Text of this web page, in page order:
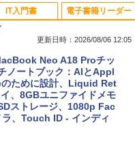
更新日時：2026/08/06 12:05
Neo A18 Proチッ
ノートブック：AIとAppl
ために設計、Liquid Ret
、8GBユニファイドメモ
ストレージ、1080p Fac
、Touch ID - インディ
IT入門書 電子書籍リーダー